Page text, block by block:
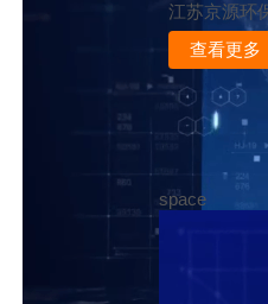
江苏京源环
查看更多
space